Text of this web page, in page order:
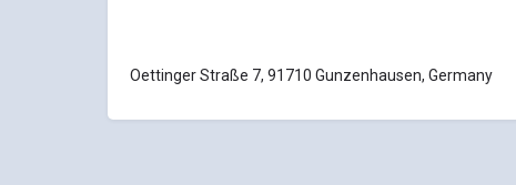
Oettinger Straße 7, 91710 Gunzenhausen, Germany